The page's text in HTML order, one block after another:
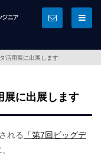
活用展に出展します
展に出展します
れる
「第7回ビッグデ